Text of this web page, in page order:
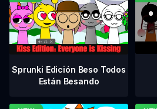
Sprunki Edición Beso Todos
Están Besando